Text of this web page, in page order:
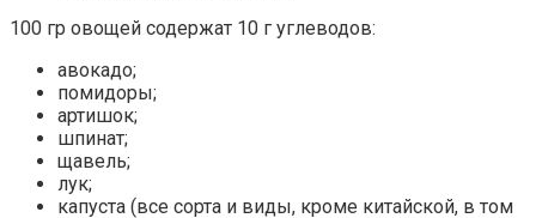
100 гр овощей содержат 10 г углеводов:
авокадо;
помидоры;
артишок;
шпинат;
щавель;
лук;
капуста (все сорта и виды, кроме китайской, в том